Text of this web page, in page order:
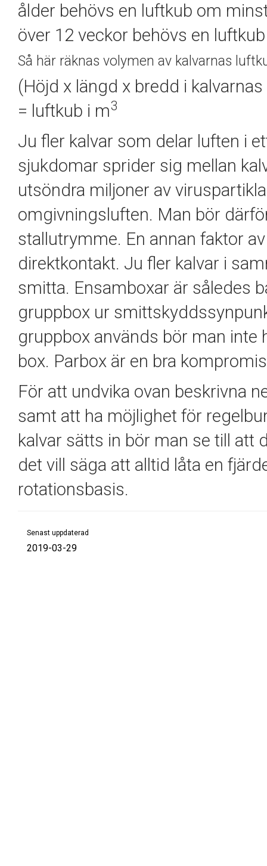
ålder behövs en luftkub om
över 12 veckor behövs en luftkub
Så här räknas volymen av kalvarnas
(Höjd x längd x bredd i
= luftkub i m3
Ju fler kalvar som delar luften i
sjukdomar sprider sig mellan
utsöndra miljoner av
omgivningsluften. Man bör
stallutrymme. En annan faktor
direktkontakt. Ju fler kalvar i
smitta. Ensamboxar är således
gruppbox ur
gruppbox används bör man inte
box. Parbox är en bra
För att undvika ovan beskrivna
samt att ha möjlighet för
kalvar sätts in bör man se till att
det vill säga att alltid låta en
rotationsbasis.
Senast uppdaterad
2019-03-29